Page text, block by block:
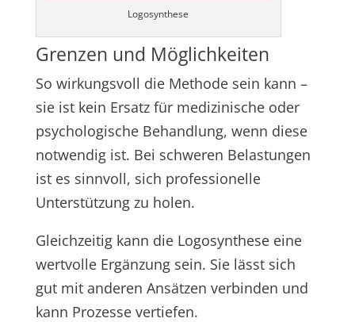
Logosynthese
Grenzen und Möglichkeiten
So wirkungsvoll die Methode sein kann –
sie ist kein Ersatz für medizinische oder
psychologische Behandlung, wenn diese
notwendig ist. Bei schweren Belastungen
ist es sinnvoll, sich professionelle
Unterstützung zu holen.
Gleichzeitig kann die Logosynthese eine
wertvolle Ergänzung sein. Sie lässt sich
gut mit anderen Ansätzen verbinden und
kann Prozesse vertiefen.